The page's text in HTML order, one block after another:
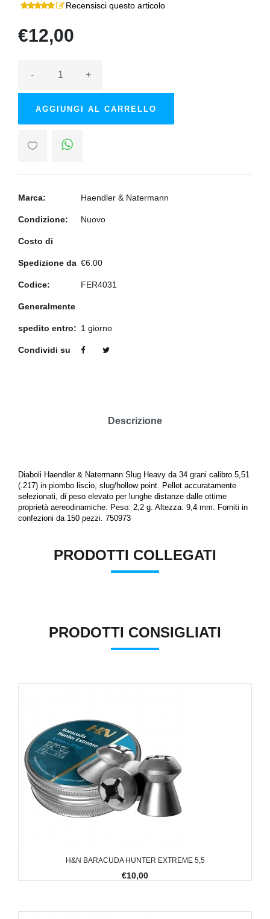
Recensisci questo articolo
€12,00
- +
AGGIUNGI AL CARRELLO
Marca: Haendler & Natermann
Condizione: Nuovo
Costo di
Spedizione da €6.00
Codice: FER4031
Generalmente
spedito entro: 1 giorno
Condividi su
Descrizione
Diaboli Haendler & Natermann Slug Heavy da 34 grani calibro 5,51
(.217) in piombo liscio, slug/hollow point. Pellet accuratamente
selezionati, di peso elevato per lunghe distanze dalle ottime
proprietà aereodinamiche. Peso: 2,2 g. Altezza: 9,4 mm. Forniti in
confezioni da 150 pezzi. 750973
PRODOTTI COLLEGATI
PRODOTTI CONSIGLIATI
H&N BARACUDA HUNTER EXTREME 5,5
€10,00